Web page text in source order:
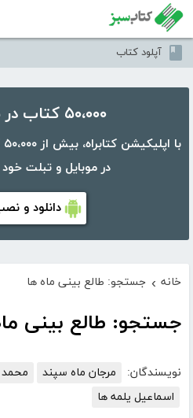
آپلود کتاب
۵۰،۰۰۰ کتاب در موبایل شما
در موبایل و تبلت
دانلود و
خانه › جستجو: طالع بینی ماه ها
جستجو: طالع بینی
نویسندگان: مرجان ماه سپند
اسماعیل یلمه ها